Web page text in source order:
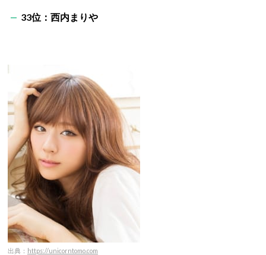
33位：西内まりや
出典： https://unicorntomo.com